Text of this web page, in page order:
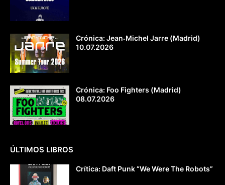
Crónica: Jean‐Michel Jarre (Madrid)
10.07.2026
Crónica: Foo Fighters (Madrid)
08.07.2026
ÚLTIMOS LIBROS
Crítica: Daft Punk “We Were The Robots”